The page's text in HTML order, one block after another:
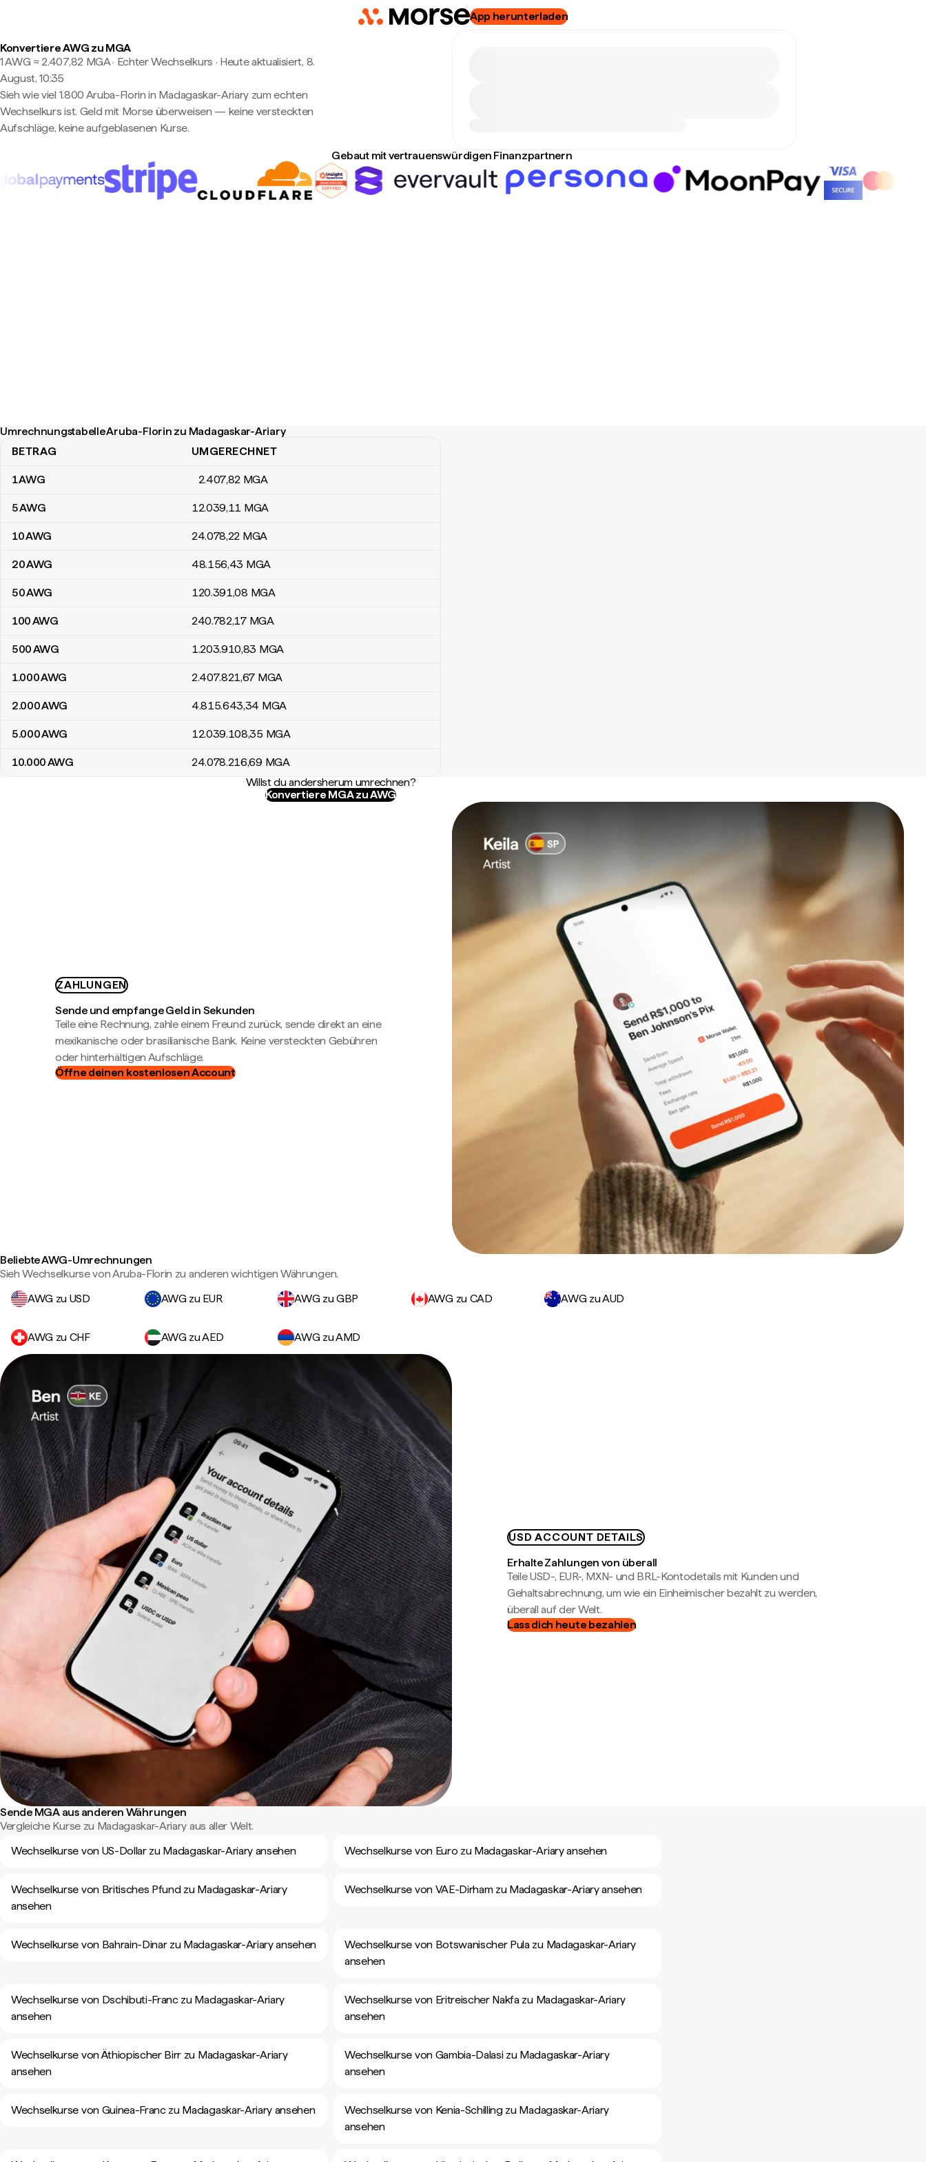
App herunterladen
Konvertiere AWG zu MGA
1 AWG ≈ 2.407,82 MGA · Echter Wechselkurs · Heute aktualisiert, 8.
August, 10:35
Sieh wie viel 1.800 Aruba-Florin in Madagaskar-Ariary zum echten
Wechselkurs ist. Geld mit Morse überweisen — keine versteckten
Aufschläge, keine aufgeblasenen Kurse.
Gebaut mit vertrauenswürdigen Finanzpartnern
Umrechnungstabelle Aruba-Florin zu Madagaskar-Ariary
Umrechnungstabelle Aruba-Florin zu Madagaskar-Ariary
BETRAG UMGERECHNET
1AWG 2.407,82 MGA
5AWG 12.039,11 MGA
10AWG 24.078,22 MGA
20AWG 48.156,43 MGA
50AWG 120.391,08 MGA
100AWG 240.782,17 MGA
500AWG 1.203.910,83 MGA
1.000AWG 2.407.821,67 MGA
2.000AWG 4.815.643,34 MGA
5.000AWG 12.039.108,35 MGA
10.000AWG 24.078.216,69 MGA
Willst du andersherum umrechnen?
Konvertiere MGA zu AWG
ZAHLUNGEN
Sende und empfange Geld in Sekunden
Teile eine Rechnung, zahle einem Freund zurück, sende direkt an eine
mexikanische oder brasilianische Bank. Keine versteckten Gebühren
oder hinterhältigen Aufschläge.
Öffne deinen kostenlosen Account
Beliebte AWG-Umrechnungen
Sieh Wechselkurse von Aruba-Florin zu anderen wichtigen Währungen.
AWG zu USD
AWG zu EUR AWG zu GBP AWG zu CAD AWG zu AUD
AWG zu CHF AWG zu AED AWG zu AMD
USD ACCOUNT DETAILS
Erhalte Zahlungen von überall
Teile USD-, EUR-, MXN- und BRL-Kontodetails mit Kunden und
Gehaltsabrechnung, um wie ein Einheimischer bezahlt zu werden,
überall auf der Welt.
Lass dich heute bezahlen
Sende MGA aus anderen Währungen
Vergleiche Kurse zu Madagaskar-Ariary aus aller Welt.
Wechselkurse von US-Dollar zu Madagaskar-Ariary ansehen
Wechselkurse von Euro zu Madagaskar-Ariary ansehen
Wechselkurse von Britisches Pfund zu Madagaskar-Ariary
ansehen
Wechselkurse von VAE-Dirham zu Madagaskar-Ariary ansehen
Wechselkurse von Bahrain-Dinar zu Madagaskar-Ariary ansehen
Wechselkurse von Botswanischer Pula zu Madagaskar-Ariary
ansehen
Wechselkurse von Dschibuti-Franc zu Madagaskar-Ariary
ansehen
Wechselkurse von Eritreischer Nakfa zu Madagaskar-Ariary
ansehen
Wechselkurse von Äthiopischer Birr zu Madagaskar-Ariary
ansehen
Wechselkurse von Gambia-Dalasi zu Madagaskar-Ariary
ansehen
Wechselkurse von Guinea-Franc zu Madagaskar-Ariary ansehen
Wechselkurse von Kenia-Schilling zu Madagaskar-Ariary
ansehen